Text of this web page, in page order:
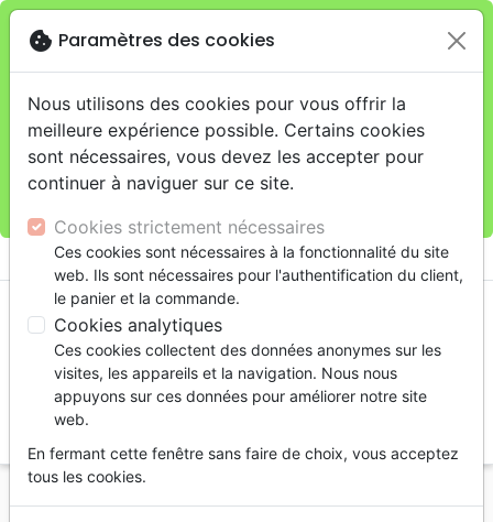
Je veux retirer ma commande au 11 rue de Rive,
Genèveclose
warningCette boutique en ligne est limitée au retrait en
magasin.
Pour les livraisons à domicile, veuillez passer vos
commandes sur la boutique La Maison de la Bible
shopping_cart
Accueil Livres Enfants
4 à 6 ans
cookie Paramètres des cookies
Nous utilisons des cookies pour vous offrir la
meilleure expérience possible. Certains cookies
sont nécessaires, vous devez les accepter pour
continuer à naviguer sur ce site.
Cookies strictement nécessaires
Ces cookies sont nécessaires à la fonctionnalité du site
web. Ils sont nécessaires pour l'authentification du client,
le panier et la commande.
Cookies analytiques
Ces cookies collectent des données anonymes sur les
visites, les appareils et la navigation. Nous nous
appuyons sur ces données pour améliorer notre site
web.
En fermant cette fenêtre sans faire de choix, vous acceptez
tous les cookies.